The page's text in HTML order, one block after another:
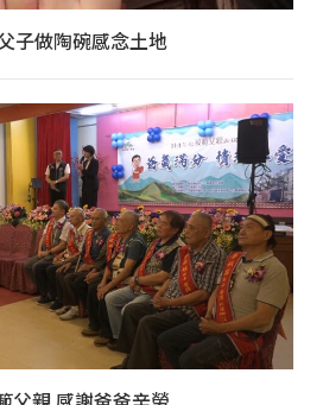
子做陶碗感念土地